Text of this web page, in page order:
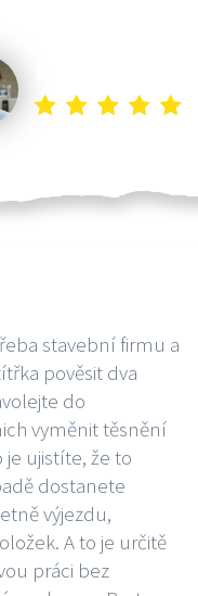
stavební firmu a
pověsit dva
do
vyměnit těsnění
ujistíte, že to
dostanete
výjezdu,
A to je určitě
práci bez